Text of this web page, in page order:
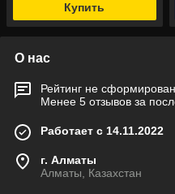
Купить
О нас
Рейтинг не сформирован
Менее 5 отзывов за
Работает с 14.11.2022
г. Алматы
Алматы, Казахстан